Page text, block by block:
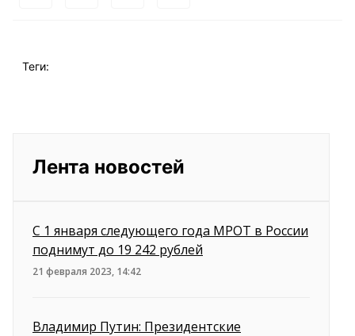
Теги:
Лента новостей
С 1 января следующего года МРОТ в России
поднимут до 19 242 рублей
21 февраля 2023, 14:42
Владимир Путин: Президентские